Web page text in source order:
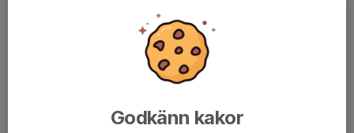
Godkänn kakor